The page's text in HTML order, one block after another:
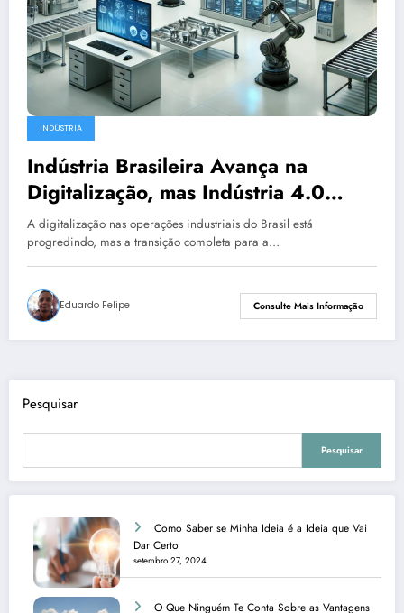
INDÚSTRIA
Indústria Brasileira Avança na
Digitalização, mas Indústria 4.0
Ainda é Desafio
A digitalização nas operações industriais do Brasil está
progredindo, mas a transição completa para a…
Eduardo Felipe Consulte Mais Informação
Pesquisar
Pesquisar
Como Saber se Minha Ideia é a Ideia que Vai
Dar Certo
setembro 27, 2024
O Que Ninguém Te Conta Sobre as Vantagens